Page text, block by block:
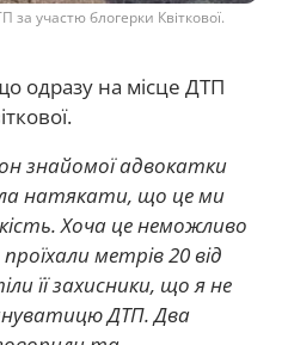
за участю блогерки Квіткової.
одразу на місце ДТП
знайомої адвокатки
натякати, що це ми
Хоча це неможливо
метрів 20 від
її захисники, що я не
ДТП. Два